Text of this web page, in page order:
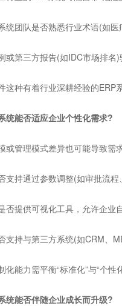
团队是否熟悉行业术语(如医
第三方报告(如IDC市场排名)
种有着行业深耕经验的ERP
统能否适应企业个性化需求?
管理模式差异也可能导致需
持通过参数调整(如审批流程
提供可视化工具，允许企业
持与第三方系统(如CRM、
力需平衡“标准化”与“个性
统能否伴随企业成长而升级?